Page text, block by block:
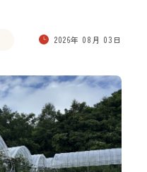
2026年 08月 03日